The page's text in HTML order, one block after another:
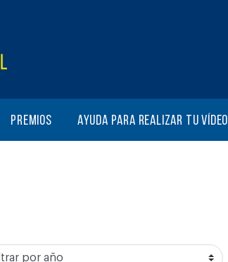
Premios Ayuda para realizar tu vídeo